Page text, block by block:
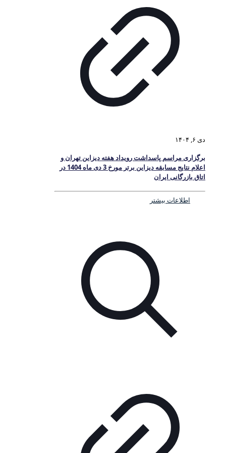
دی ۶, ۱۴۰۴
برگزاری مراسم پاسداشت رویداد هفته دیزاین تهران و
اعلام نتایج مسابقه دیزاین برتر مورخ 3 دی ماه 1404 در
اتاق بازرگانی ایران
اطلاعات بیشتر